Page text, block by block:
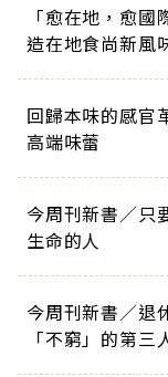
「愈在地，愈
造在地食尚新風
回歸本味的感官
高端味蕾
今周刊新書／只
生命的人
今周刊新書／退
「不窮」的第三